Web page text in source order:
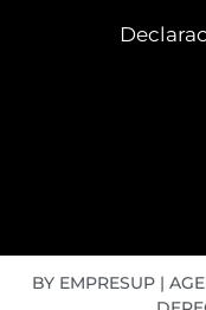
BY EMPRESUP |